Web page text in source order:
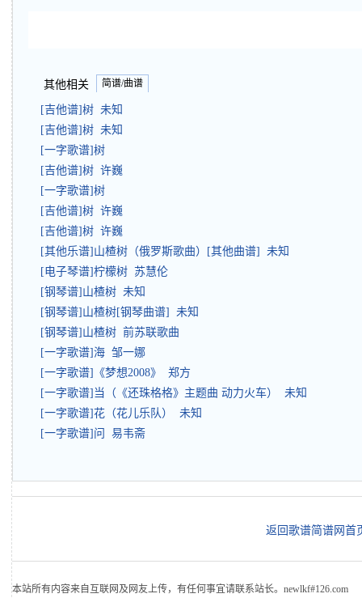
其他相关 简谱/曲谱
[吉他谱]树 未知
[吉他谱]树 未知
[一字歌谱]树
[吉他谱]树 许巍
[一字歌谱]树
[吉他谱]树 许巍
[吉他谱]树 许巍
[其他乐谱]山楂树（俄罗斯歌曲）[其他曲谱] 未知
[电子琴谱]柠檬树 苏慧伦
[钢琴谱]山楂树 未知
[钢琴谱]山楂树[钢琴曲谱] 未知
[钢琴谱]山楂树 前苏联歌曲
[一字歌谱]海 邹一娜
[一字歌谱]《梦想2008》 郑方
[一字歌谱]当（《还珠格格》主题曲 动力火车） 未知
[一字歌谱]花（花儿乐队） 未知
[一字歌谱]问 易韦斋
返回歌谱简谱网首
本站所有内容来自互联网及网友上传，有任何事宜请联系站长。newlkf#126.com